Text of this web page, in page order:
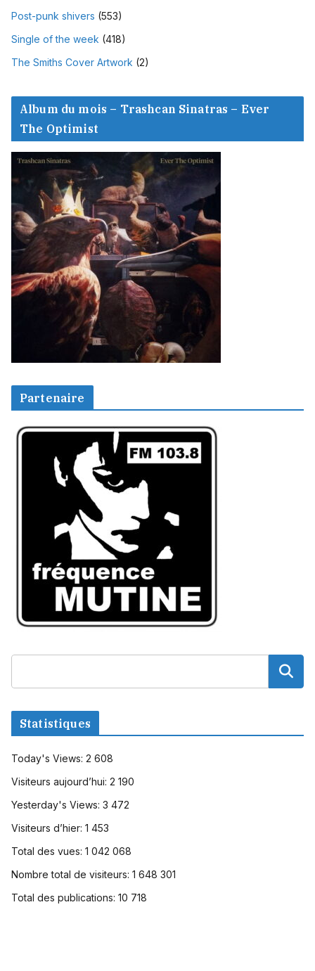
Post-punk shivers (553)
Single of the week (418)
The Smiths Cover Artwork (2)
Album du mois – Trashcan Sinatras – Ever
The Optimist
Partenaire
Statistiques
Today's Views: 2 608
Visiteurs aujourd’hui: 2 190
Yesterday's Views: 3 472
Visiteurs d’hier: 1 453
Total des vues: 1 042 068
Nombre total de visiteurs: 1 648 301
Total des publications: 10 718